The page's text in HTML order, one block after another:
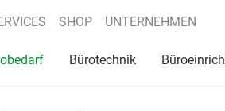
SHOP UNTERNEHMEN
Bürotechnik